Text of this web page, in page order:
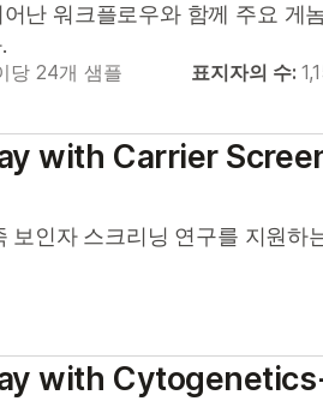
난 워크플로우와 함께 주요 게
당 24개 샘플 표지자의 수:
with Carrier
인자 스크리닝 연구를 지원하
with